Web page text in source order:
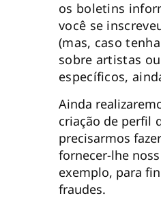
os boletins
você se
(mas, caso
sobre artistas
específicos,
Ainda
criação de perfil
precisarmos
fornecer-lhe
exemplo, para
fraudes.